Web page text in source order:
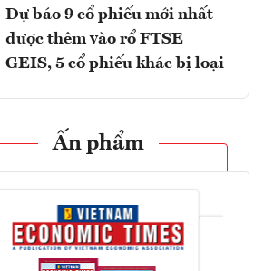
Dự báo 9 cổ phiếu mới nhất
được thêm vào rổ FTSE
GEIS, 5 cổ phiếu khác bị loại
Ấn phẩm